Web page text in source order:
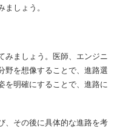
しょう。
みましょう。医師、エンジニ
野を想像することで、進路選
を明確にすることで、進路に
、その後に具体的な進路を考